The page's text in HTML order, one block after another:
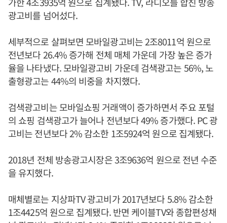
광고비를 넘어섰다.
세부적으로 살펴보면 모바일광고비는 2조8011억 원으로
전년보다 26.4% 증가해 전체 매체 가운데 가장 높은 증가
율을 나타냈다. 모바일광고비 가운데 검색광고는 56%, 노
출형광고는 44%의 비중을 차지했다.
검색광고비는 모바일쇼핑 거래액이 증가하면서 주요 포털
의 쇼핑 검색광고가 늘어나 전년보다 49% 증가했다. PC 광
고비는 전년보다 2% 감소한 1조5924억 원으로 집계됐다.
2018년 전체 방송광고시장은 3조9636억 원으로 전년 수준
을 유지했다.
매체별로는 지상파TV 광고비가 2017년보다 5.8% 감소한
1조4425억 원으로 집계됐다. 반면 케이블TV와 종합편성채